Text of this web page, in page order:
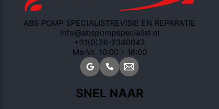
ABS POMP SPECIALISTREVISIE EN REPARATIE
info@abspompspecialist.nl
+31(0)26-2340042
Ma-Vr. 10:00 - 16:00
SNEL NAAR